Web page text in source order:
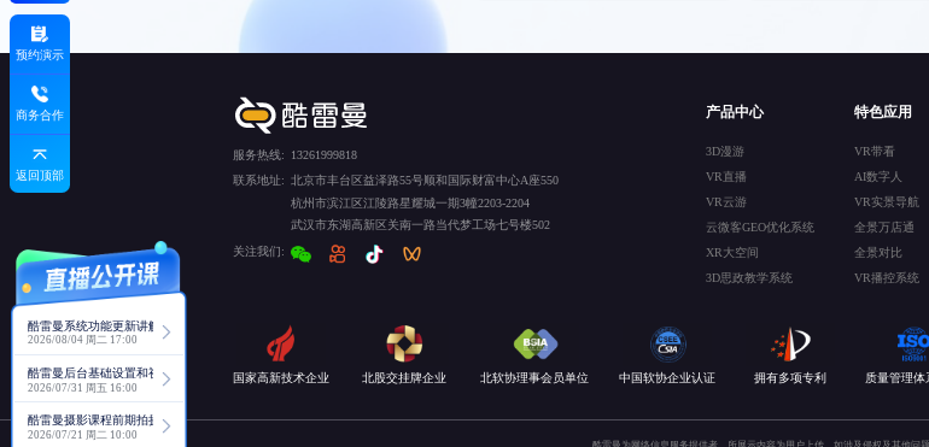
预约演示
商务合作
返回顶部
酷雷曼系统功能更新讲解
2026/08/04 周二 17:00
酷雷曼后台基础设置和视角功能详解
2026/07/31 周五 16:00
酷雷曼摄影课程前期拍摄讲解
2026/07/21 周二 10:00
服务热线:
13261999818
联系地址: 北京市丰台区益泽路55号顺和国际财富中心A座550
杭州市滨江区江陵路星耀城一期3幢2203-2204
武汉市东湖高新区关南一路当代梦工场七号楼502
关注我们:
产品中心
3D漫游
VR直播
VR云游
云微客GEO优化系统
XR大空间
3D思政教学系统
特色应用
VR带看
AI数字人
VR实景导航
全景万店通
全景对比
VR播控系统
国家高新技术企业 北股交挂牌企业 北软协理事会员单位 中国软协企业认证 拥有多项专利 质量管理体